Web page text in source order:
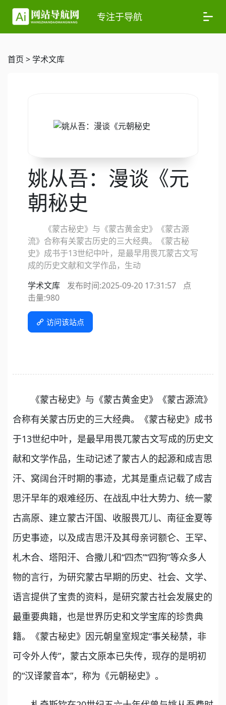
专注于导航
首页 > 学术文库
姚从吾：漫谈《元
朝秘史
《蒙古秘史》与《蒙古黄金史》《蒙古源
流》合称有关蒙古历史的三大经典。《蒙古秘
史》成书于13世纪中叶，是最早用畏兀蒙古文写
成的历史文献和文学作品，生动
学术文库
发布时间:2025-09-20 17:31:57
点
击量:980
访问该站点
《蒙古秘史》与《蒙古黄金史》《蒙古源流》
合称有关蒙古历史的三大经典。《蒙古秘史》成书
于13世纪中叶，是最早用畏兀蒙古文写成的历史文
献和文学作品，生动记述了蒙古人的起源和成吉思
汗、窝阔台汗时期的事迹，尤其是重点记载了成吉
思汗早年的艰难经历、在战乱中壮大势力、统一蒙
古高原、建立蒙古汗国、收服畏兀儿、南征金夏等
历史事迹，以及成吉思汗及其母亲诃额仑、王罕、
札木合、塔阳汗、合撒儿和“四杰”“四狗”等众多人
物的言行，为研究蒙古早期的历史、社会、文学、
语言提供了宝贵的资料，是研究蒙古社会发展史的
最重要典籍，也是世界历史和文学宝库的珍贵典
籍。《蒙古秘史》因元朝皇室规定“事关秘禁，非
可令外人传”，蒙古文原本已失传，现存的是明初
的“汉译蒙音本”，称为《元朝秘史》。